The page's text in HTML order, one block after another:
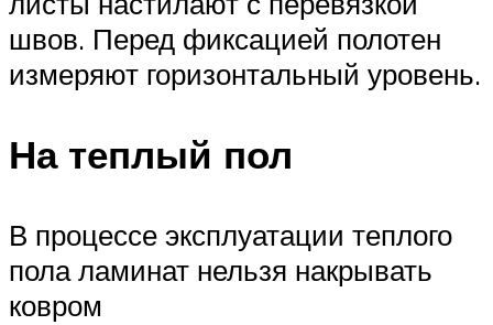
швов. Перед фиксацией полотен
измеряют горизонтальный уровень.
На теплый пол
В процессе эксплуатации теплого
пола ламинат нельзя накрывать
ковром